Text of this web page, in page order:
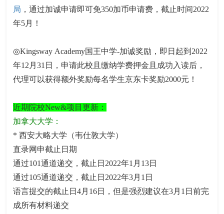
局 ，通过加诚申请即可免350加币申请费，截止时间2022
年5月！
◎Kingsway Academy国王中学-加诚奖励，即日起到2022
年12月31日，申请此校且缴纳学费押金且成功入读后，
代理可以获得额外奖励每名学生京东卡奖励2000元！
近期院校New&项目更新：
加拿大大学：
* 西安大略大学（韦仕敦大学）
直录网申截止日期
通过101通道递交，截止日2022年1月13日
通过105通道递交，截止日2022年3月1日
语言提交的截止日4月16日，但是强烈建议在3月1日前完
成所有材料递交